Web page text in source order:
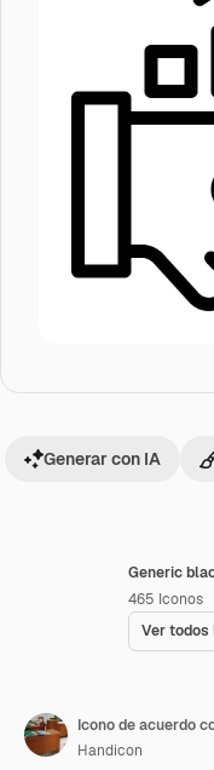
Generic
465 Iconos
Ver todos
Generar con IA
Icono de acuerdo
Handicon